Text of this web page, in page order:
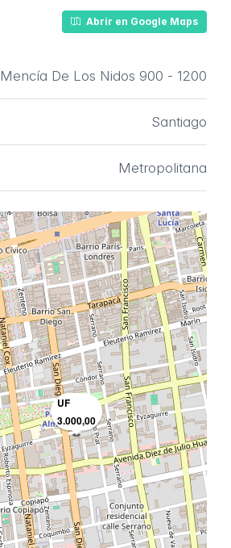
Abrir en Google Maps
Mencía De Los Nidos 900 - 1200
Santiago
Metropolitana
UF
3.000,00